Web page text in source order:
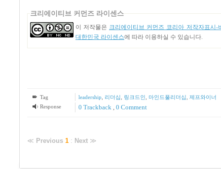
크리에이티브 커먼즈 라이센스
이 저작물은 크리에이티브 커먼즈 코리아 저작자표시-
대한민국 라이센스에 따라 이용하실 수 있습니다.
Tag leadership 리더십 링크드인 마인드풀리더십 제프와이너
Response
0 Trackback , 0 Comment
≪ Previous 1 : Next ≫